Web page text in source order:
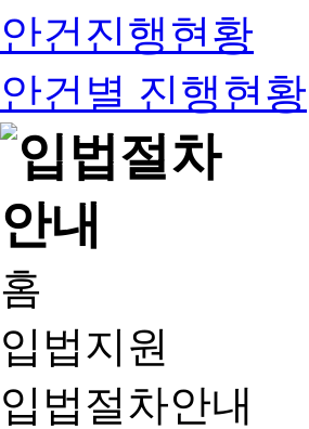
안건진행현황
안건별 진행현황
홈
입법지원
입법절차안내